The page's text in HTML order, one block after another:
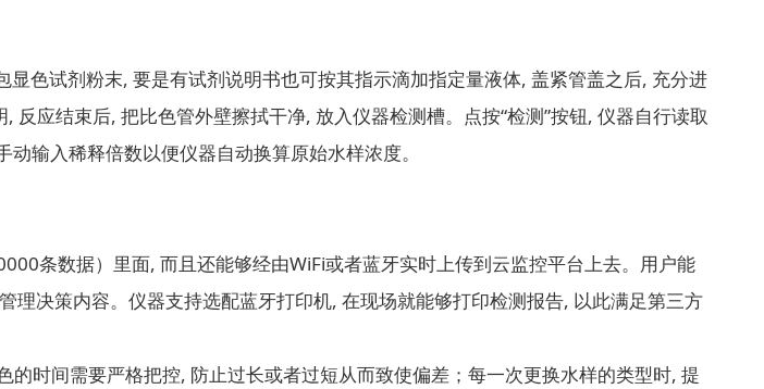
色试剂粉末, 要是有试剂说明书也可按其指示滴加指定量液体, 盖紧管盖之后, 充分进
应结束后, 把比色管外壁擦拭干净, 放入仪器检测槽。点按“检测”按钮, 仪器自行读取
输入稀释倍数以便仪器自动换算原始水样浓度。
条数据）里面, 而且还能够经由WiFi或者蓝牙实时上传到云监控平台上去。用户能
决策内容。仪器支持选配蓝牙打印机, 在现场就能够打印检测报告, 以此满足第三方
时间需要严格把控, 防止过长或者过短从而致使偏差；每一次更换水样的类型时, 提